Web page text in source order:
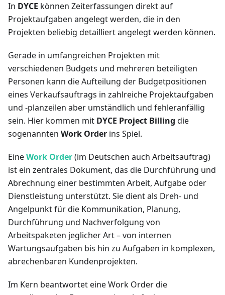
In DYCE können Zeiterfassungen direkt auf
Projektaufgaben angelegt werden, die in den
Projekten beliebig detailliert angelegt werden können.
Gerade in umfangreichen Projekten mit
verschiedenen Budgets und mehreren beteiligten
Personen kann die Aufteilung der Budgetpositionen
eines Verkaufsauftrags in zahlreiche Projektaufgaben
und -planzeilen aber umständlich und fehleranfällig
sein. Hier kommen mit DYCE Project Billing die
sogenannten Work Order ins Spiel.
EineWork Order(im Deutschen auch Arbeitsauftrag)
ist ein zentrales Dokument, das die Durchführung und
Abrechnung einer bestimmten Arbeit, Aufgabe oder
Dienstleistung unterstützt. Sie dient als Dreh- und
Angelpunkt für die Kommunikation, Planung,
Durchführung und Nachverfolgung von
Arbeitspaketen jeglicher Art – von internen
Wartungsaufgaben bis hin zu Aufgaben in komplexen,
abrechenbaren Kundenprojekten.
Im Kern beantwortet eine Work Order die